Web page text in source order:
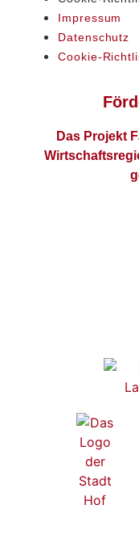
Impressum
Datenschutz
Cookie-
Das Projekt